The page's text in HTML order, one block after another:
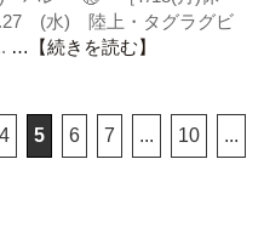
(水) 陸上・タグラグビ
…【続きを読む】
4 5 6 7 ... 10 ...